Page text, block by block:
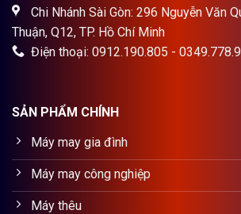
Chi Nhánh Sài Gòn: 296 Nguyễn Văn
Thuận, Q12, TP. Hồ Chí Minh
Điện thoại: 0912.190.805 -
SẢN PHẨM CHÍNH
Máy may gia đình
Máy may công nghiệp
Máy thêu